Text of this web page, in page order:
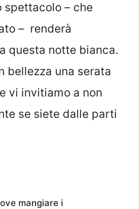
spettacolo – che
– renderà
questa notte bianca.
bellezza una serata
vi invitiamo a non
se siete dalle parti
mangiare i